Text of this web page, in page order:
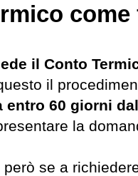
come
il Conto
il
entro 60 giorni
la
se a